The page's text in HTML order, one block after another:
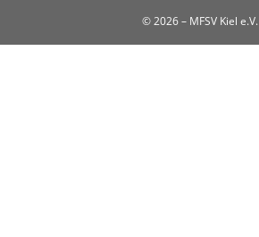
© 2026 – MFSV Kiel e.V.